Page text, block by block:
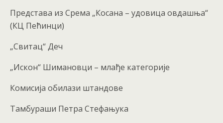
Представа из Срема „Косана – удовица овдашња“
(КЦ Пећинци)
„Свитац“ Деч
„Искон“ Шимановци – млађе категорије
Комисија обилази штандове
Тамбураши Петра Стефањука